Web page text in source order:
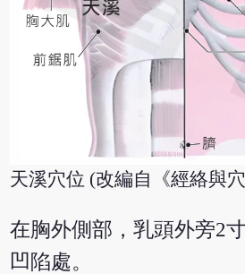
天溪穴位 (改編自《經絡與
在胸外側部，乳頭外旁2
凹陷處。